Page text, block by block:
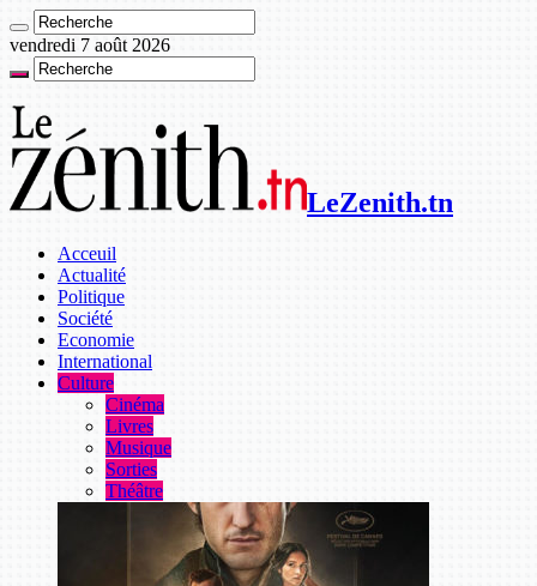
vendredi 7 août 2026
LeZenith.tn
Acceuil
Actualité
Politique
Société
Economie
International
Culture
Cinéma
Livres
Musique
Sorties
Théâtre